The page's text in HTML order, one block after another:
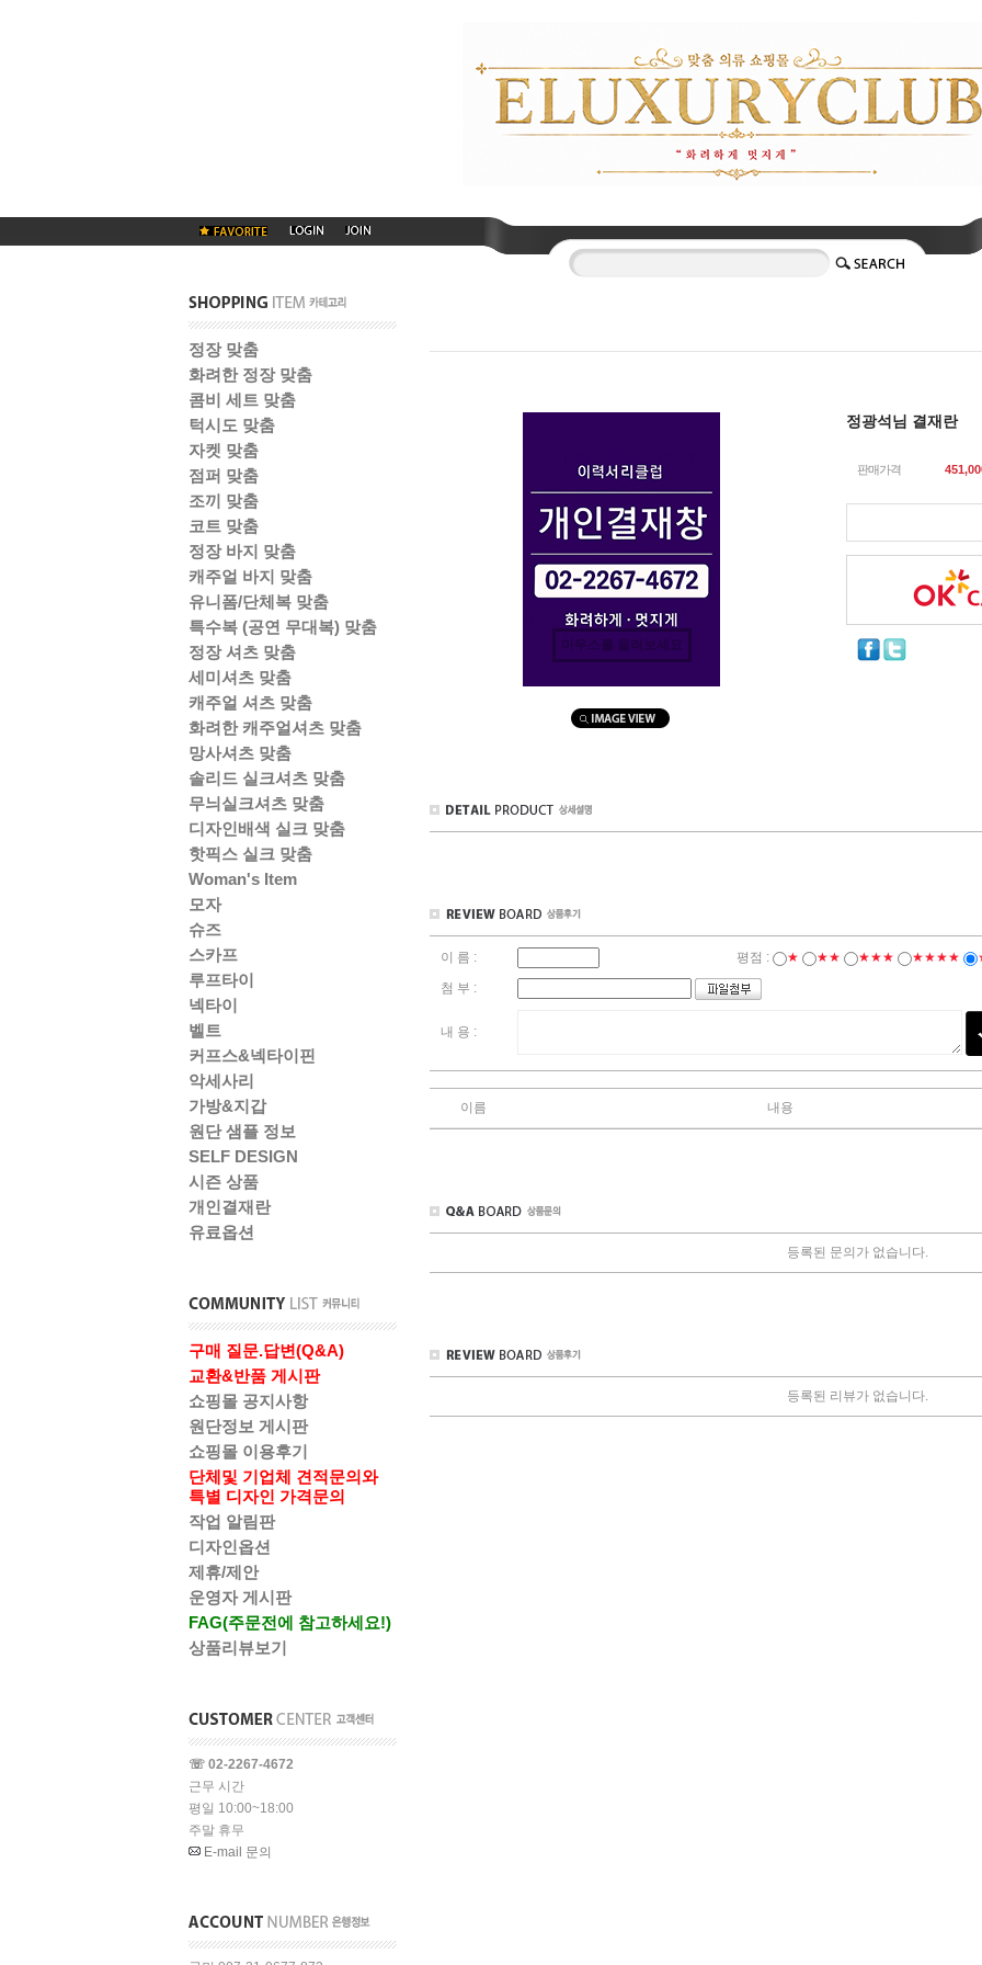
정장 맞춤
화려한 정장 맞춤
콤비 세트 맞춤
턱시도 맞춤
자켓 맞춤
점퍼 맞춤
조끼 맞춤
코트 맞춤
정장 바지 맞춤
캐주얼 바지 맞춤
유니폼/단체복 맞춤
특수복 (공연 무대복) 맞춤
정장 셔츠 맞춤
세미셔츠 맞춤
캐주얼 셔츠 맞춤
화려한 캐주얼셔츠 맞춤
망사셔츠 맞춤
솔리드 실크셔츠 맞춤
무늬실크셔츠 맞춤
디자인배색 실크 맞춤
핫픽스 실크 맞춤
Woman's Item
모자
슈즈
스카프
루프타이
넥타이
벨트
커프스&넥타이핀
악세사리
가방&지갑
원단 샘플 정보
SELF DESIGN
시즌 상품
개인결재란
유료옵션
구매 질문.답변(Q&A)
교환&반품 게시판
쇼핑몰 공지사항
원단정보 게시판
쇼핑몰 이용후기
단체및 기업체 견적문의와
특별 디자인 가격문의
작업 알림판
디자인옵션
제휴/제안
운영자 게시판
FAG(주문전에 참고하세요!)
상품리뷰보기
☏ 02-2267-4672
근무 시간
평일 10:00~18:00
주말 휴무
E-mail 문의
마우스를 올려보세요
정광석님 결재란
판매가격
이 름 : 평점 : ★ ★★ ★★★ ★★★★
첨 부 :
내 용 :
이름 내용
등록된 문의가 없습니다.
등록된 리뷰가 없습니다.